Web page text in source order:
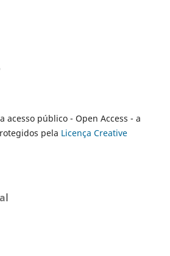
acesso público - Open Access - a
pela Licença Creative